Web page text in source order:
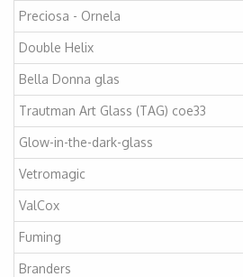
Preciosa - Ornela
Double Helix
Bella Donna glas
Trautman Art Glass (TAG) coe33
Glow-in-the-dark-glass
Vetromagic
ValCox
Fuming
Branders